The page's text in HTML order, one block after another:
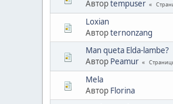
Авторtempuser
Loxian
Авторternonzang
Man queta Elda-lambe?
Автор Peamur
Mela
Автор Florina